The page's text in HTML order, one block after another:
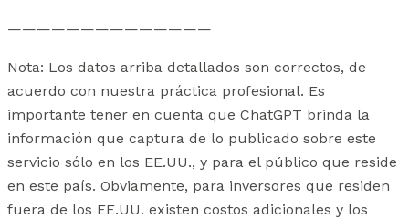
——————————————
Nota: Los datos arriba detallados son correctos, de
acuerdo con nuestra práctica profesional. Es
importante tener en cuenta que ChatGPT brinda la
información que captura de lo publicado sobre este
servicio sólo en los EE.UU., y para el público que reside
en este país. Obviamente, para inversores que residen
fuera de los EE.UU. existen costos adicionales y los